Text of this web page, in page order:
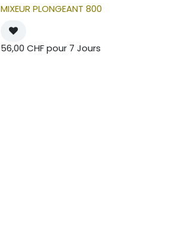
MIXEUR PLONGEANT 800
56,00 CHF pour 7 Jours